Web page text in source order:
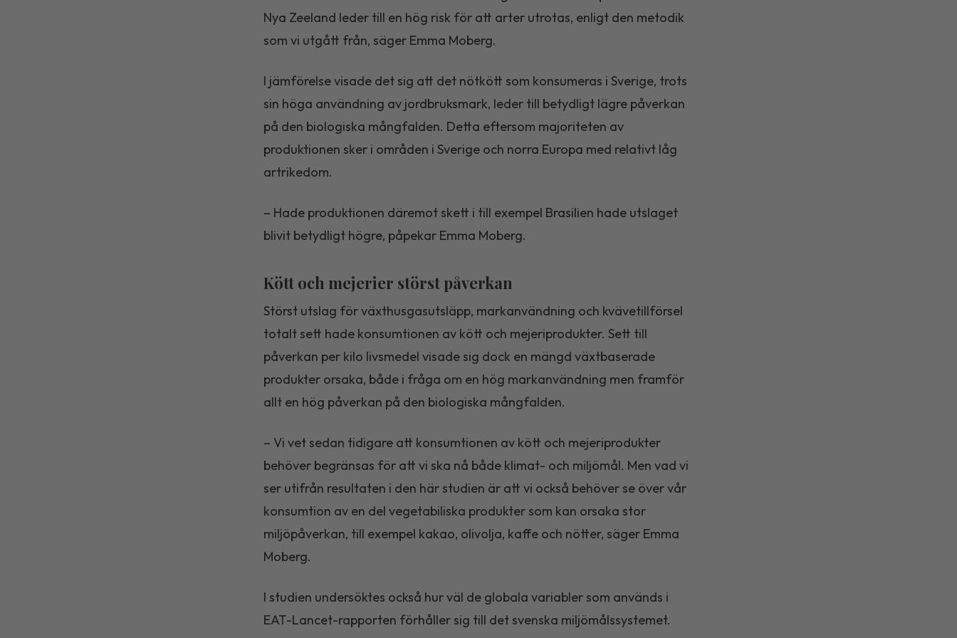
Nya Zeeland leder till en hög risk för att arter utrotas, enligt den metodik
som vi utgått från, säger Emma Moberg.
I jämförelse visade det sig att det nötkött som konsumeras i Sverige, trots
sin höga användning av jordbruksmark, leder till betydligt lägre påverkan
på den biologiska mångfalden. Detta eftersom majoriteten av
produktionen sker i områden i Sverige och norra Europa med relativt låg
artrikedom.
– Hade produktionen däremot skett i till exempel Brasilien hade utslaget
blivit betydligt högre, påpekar Emma Moberg.
Kött och mejerier störst påverkan
Störst utslag för växthusgasutsläpp, markanvändning och kvävetillförsel
totalt sett hade konsumtionen av kött och mejeriprodukter. Sett till
påverkan per kilo livsmedel visade sig dock en mängd växtbaserade
produkter orsaka, både i fråga om en hög markanvändning men framför
allt en hög påverkan på den biologiska mångfalden.
– Vi vet sedan tidigare att konsumtionen av kött och mejeriprodukter
behöver begränsas för att vi ska nå både klimat- och miljömål. Men vad vi
ser utifrån resultaten i den här studien är att vi också behöver se över vår
konsumtion av en del vegetabiliska produkter som kan orsaka stor
miljöpåverkan, till exempel kakao, olivolja, kaffe och nötter, säger Emma
Moberg.
I studien undersöktes också hur väl de globala variabler som används i
EAT-Lancet-rapporten förhåller sig till det svenska miljömålssystemet.